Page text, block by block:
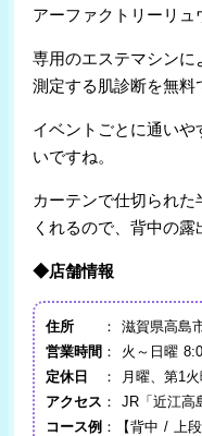
アーファクトリーリュ
専用のエステマシンに
測定する肌診断を無料
イベントごとに通いや
いですね。
カーテンで仕切られ
くれるので、背中の露
◆店舗情報
住所
： 滋賀県高島
営業時間 ： 火～日曜
定休日
： 月曜、第1
アクセス ： JR「近江
コース例 ：【背中 / 上